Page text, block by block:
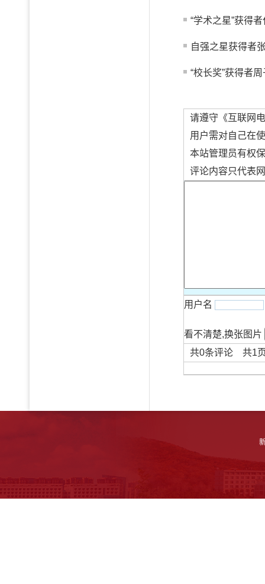
“学术之星”获得
自强之星获得者
“校长奖”获得者
请遵守《互联网
用户需对自己在
本站管理员有权
评论内容只代表
用户名
看不清楚,换张图片
共0条评论 共1